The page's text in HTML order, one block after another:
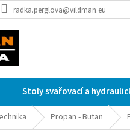
radka.perglova@vildman.eu
Stoly svařovací a
Propan - Butan